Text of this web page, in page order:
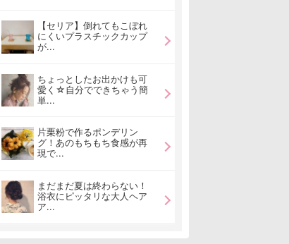
【セリア】倒れてもこぼれ
にくいプラスチックカップ
が...
ちょっとしたお出かけも可
愛く☆自分でできちゃう簡
単...
片栗粉で作るポンデリン
グ！あのもちもち食感が再
現で...
まだまだ夏は終わらない！
浴衣にピッタリな大人ヘア
ア...